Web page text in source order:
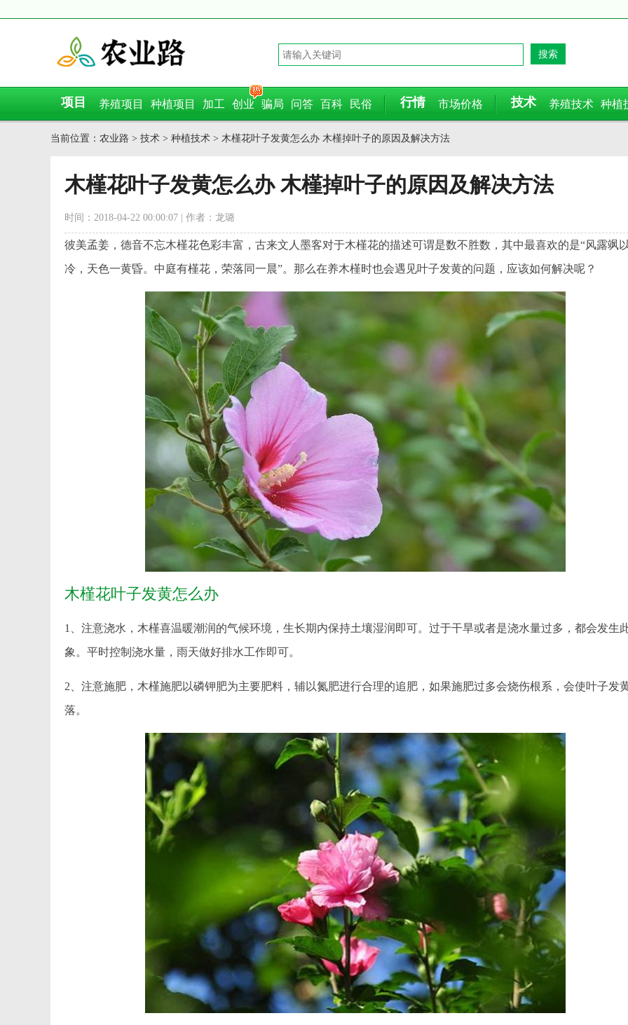
项目 养殖项目 种植项目 加工 创业 骗局 问答 百科 民俗 行情 市场价格 技术 养殖技术 种植
当前位置： 农业路 > 技术 > 种植技术 > 木槿花叶子发黄怎么办 木槿掉叶子的原因及解决方法
木槿花叶子发黄怎么办 木槿掉叶子的原因及解决方法
时间：2018-04-22 00:00:07 | 作者：龙璐
彼美孟姜，德音不忘木槿花色彩丰富，古来文人墨客对于木槿花的描述可谓是数不胜数，其中最喜欢的是“风露飒
冷，天色一黄昏。中庭有槿花，荣落同一晨”。那么在养木槿时也会遇见叶子发黄的问题，应该如何解决呢？
木槿花叶子发黄怎么办
1、注意浇水，木槿喜温暖潮润的气候环境，生长期内保持土壤湿润即可。过于干旱或者是浇水量过多，都会发生
象。平时控制浇水量，雨天做好排水工作即可。
2、注意施肥，木槿施肥以磷钾肥为主要肥料，辅以氮肥进行合理的追肥，如果施肥过多会烧伤根系，会使叶子发
落。